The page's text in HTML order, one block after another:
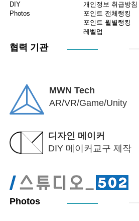
DIY
Photos
개인정보 취급방침
포인트 전체랭킹
포인트 월별랭킹
레벨업
협력 기관
MWN Tech
AR/VR/Game/Unity
디자인 메이커
DIY 메이커교구 제작
Photos